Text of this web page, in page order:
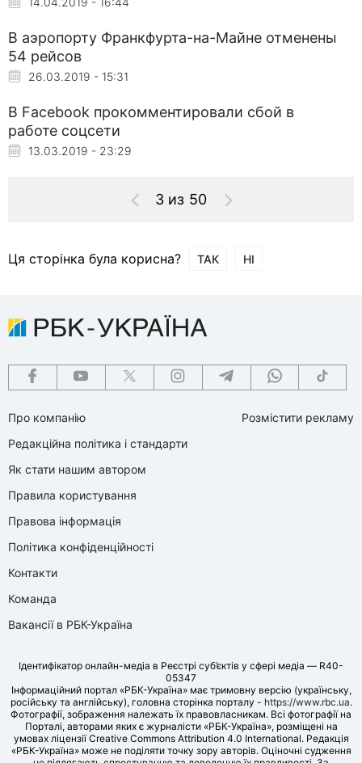
В аэропорту Франкфурта-на-Майне отменены
54 рейсов
26.03.2019 - 15:31
В Facebook прокомментировали сбой в
работе соцсети
13.03.2019 - 23:29
3 из 50
Ця сторінка була корисна? ТАК НІ
Про компанію
Редакційна політика і стандарти
Як стати нашим автором
Правила користування
Правова інформація
Політика конфіденційності
Контакти
Команда
Вакансії в РБК-Україна
Розмістити рекламу
Ідентифікатор онлайн-медіа в Реєстрі суб’єктів у сфері медіа — R40-
05347
Інформаційний портал «РБК-Україна» має тримовну версію (українську,
російську та англійську), головна сторінка порталу - https://www.rbc.ua.
Фотографії, зображення належать їх правовласникам. Всі фотографії на
Порталі, авторами яких є журналісти «РБК-Україна», розміщені на
умовах ліцензії Creative Commons Attribution 4.0 International. Редакція
«РБК-Україна» може не поділяти точку зору авторів. Оціночні судження